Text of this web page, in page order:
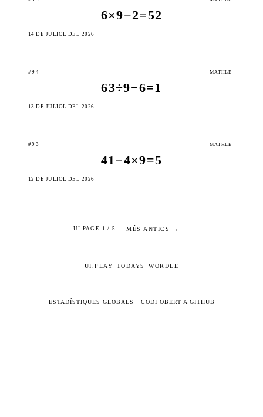
6×9−2=52
14 DE JULIOL DEL 2026
#94 MATHLE
63÷9−6=1
13 DE JULIOL DEL 2026
#93 MATHLE
41−4×9=5
12 DE JULIOL DEL 2026
UI.PAGE 1 / 5 MÉS ANTICS →
UI.PLAY_TODAYS_WORDLE
ESTADÍSTIQUES GLOBALS · CODI OBERT A GITHUB